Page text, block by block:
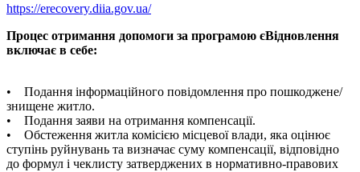
https://erecovery.diia.gov.ua/
Процес отримання допомоги за програмою єВідновлення
включає в себе:
• Подання інформаційного повідомлення про пошкоджене/
знищене житло.
• Подання заяви на отримання компенсації.
• Обстеження житла комісією місцевої влади, яка оцінює
ступінь руйнувань та визначає суму компенсації, відповідно
до формул і чеклисту затверджених в нормативно-правових